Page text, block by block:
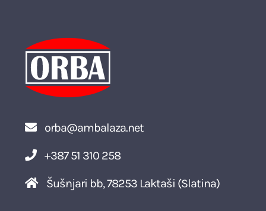
orba@ambalaza.net
+387 51 310 258
Šušnjari bb, 78253 Laktaši (Slatina)